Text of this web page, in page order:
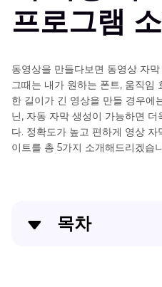
프로그램
동영상을 만들다보면 동영상 자
그때는 내가 원하는 폰트, 움직임
한 길이가 긴 영상을 만들 경우에
닌, 자동 자막 생성이 가능하면
다. 정확도가 높고 편하게 영상
이트를 총 5가지 소개해드리겠습
목차